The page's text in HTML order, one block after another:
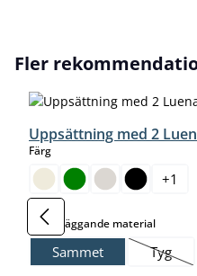
Hoppa över produktgalleri
Fler
Uppsättning med 2
Färgselect
+1
Grundläggande materialselect
Sammet Tyg
(Det